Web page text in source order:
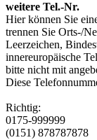
weitere Tel.-Nr.
Hier können Sie
trennen Sie Orts-/
Leerzeichen,
innereuropäische
bitte nicht mit
Diese
Richtig:
0175-999999
(0151) 878787878